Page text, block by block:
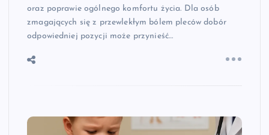
oraz poprawie ogólnego komfortu życia. Dla osób
zmagających się z przewlekłym bólem pleców dobór
odpowiedniej pozycji może przynieść…